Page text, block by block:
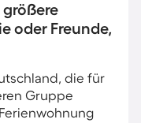
oder Freunde,
die für
Gruppe